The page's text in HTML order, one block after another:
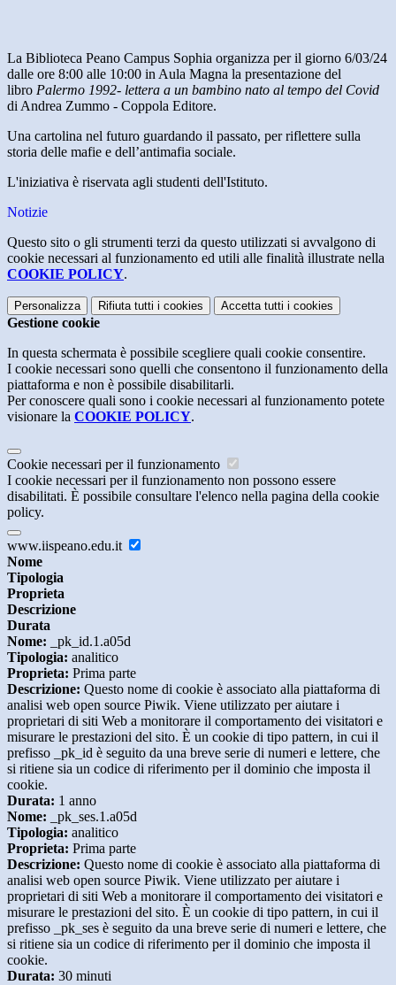
La Biblioteca Peano Campus Sophia organizza per il giorno 6/03/24
dalle ore 8:00 alle 10:00 in Aula Magna la presentazione del
libro Palermo 1992- lettera a un bambino nato al tempo del Covid
di Andrea Zummo - Coppola Editore.
Una cartolina nel futuro guardando il passato, per riflettere sulla
storia delle mafie e dell’antimafia sociale.
L'iniziativa è riservata agli studenti dell'Istituto.
Notizie
Questo sito o gli strumenti terzi da questo utilizzati si avvalgono di
cookie necessari al funzionamento ed utili alle finalità illustrate nella
COOKIE POLICY.
Personalizza Rifiuta tutti i cookies Accetta tutti i cookies
Gestione cookie
In questa schermata è possibile scegliere quali cookie consentire.
I cookie necessari sono quelli che consentono il funzionamento della
piattaforma e non è possibile disabilitarli.
Per conoscere quali sono i cookie necessari al funzionamento potete
visionare la COOKIE POLICY.
Cookie necessari per il funzionamento
I cookie necessari per il funzionamento non possono essere
disabilitati. È possibile consultare l'elenco nella pagina della cookie
policy.
www.iispeano.edu.it
Nome
Tipologia
Proprieta
Descrizione
Durata
Nome: _pk_id.1.a05d
Tipologia: analitico
Proprieta: Prima parte
Descrizione: Questo nome di cookie è associato alla piattaforma di
analisi web open source Piwik. Viene utilizzato per aiutare i
proprietari di siti Web a monitorare il comportamento dei visitatori e
misurare le prestazioni del sito. È un cookie di tipo pattern, in cui il
prefisso _pk_id è seguito da una breve serie di numeri e lettere, che
si ritiene sia un codice di riferimento per il dominio che imposta il
cookie.
Durata: 1 anno
Nome: _pk_ses.1.a05d
Tipologia: analitico
Proprieta: Prima parte
Descrizione: Questo nome di cookie è associato alla piattaforma di
analisi web open source Piwik. Viene utilizzato per aiutare i
proprietari di siti Web a monitorare il comportamento dei visitatori e
misurare le prestazioni del sito. È un cookie di tipo pattern, in cui il
prefisso _pk_ses è seguito da una breve serie di numeri e lettere, che
si ritiene sia un codice di riferimento per il dominio che imposta il
cookie.
Durata: 30 minuti